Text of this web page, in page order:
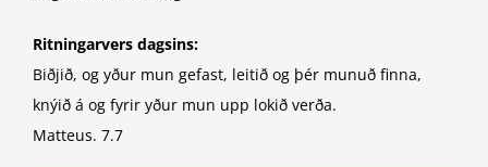
Ritningarvers dagsins:
Biðjið, og yður mun gefast, leitið og þér munuð finna,
knýið á og fyrir yður mun upp lokið verða.
Matteus. 7.7